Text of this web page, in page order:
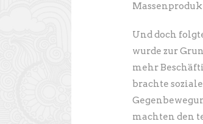
Und doch
wurde zur
mehr
brachte
machten den